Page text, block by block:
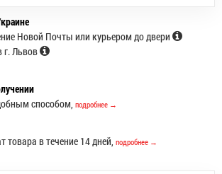
Новой Почты или курьером до двери
г. Львов
способом, подробнее →
товара в течение 14 дней, подробнее →